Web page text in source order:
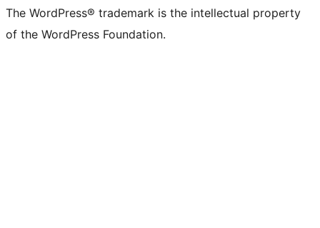
The WordPress® trademark is the intellectual property
of the WordPress Foundation.